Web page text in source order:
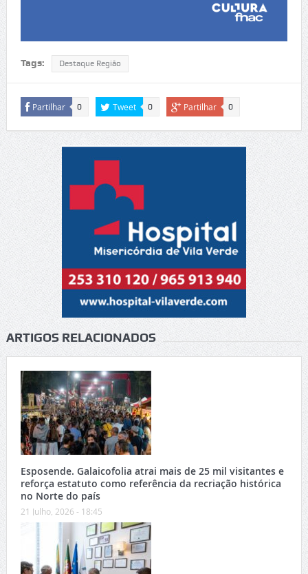
Tags: Destaque Região
Partilhar 0 Tweet 0 Partilhar 0
ARTIGOS RELACIONADOS
Esposende. Galaicofolia atrai mais de 25 mil visitantes e
reforça estatuto como referência da recriação histórica
no Norte do país
21 Julho, 2026 - 18:45